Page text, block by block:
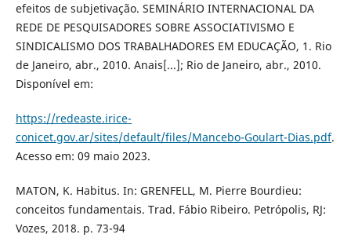
efeitos de subjetivação. SEMINÁRIO INTERNACIONAL DA
REDE DE PESQUISADORES SOBRE ASSOCIATIVISMO E
SINDICALISMO DOS TRABALHADORES EM EDUCAÇÃO, 1. Rio
de Janeiro, abr., 2010. Anais[...]; Rio de Janeiro, abr., 2010.
Disponível em:
https://redeaste.irice-
conicet.gov.ar/sites/default/files/Mancebo-Goulart-Dias.pdf.
Acesso em: 09 maio 2023.
MATON, K. Habitus. In: GRENFELL, M. Pierre Bourdieu:
conceitos fundamentais. Trad. Fábio Ribeiro. Petrópolis, RJ:
Vozes, 2018. p. 73-94